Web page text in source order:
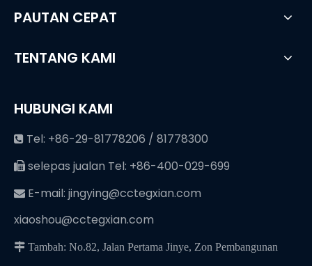
PAUTAN CEPAT
TENTANG KAMI
HUBUNGI KAMI
 Tel: +86-29-81778206 / 81778300
 selepas jualan Tel: +86-400-029-699
 E-mail: jingying@cctegxian.com
xiaoshou@cctegxian.com
 Tambah: No.82, Jalan Pertama Jinye, Zon Pembangunan